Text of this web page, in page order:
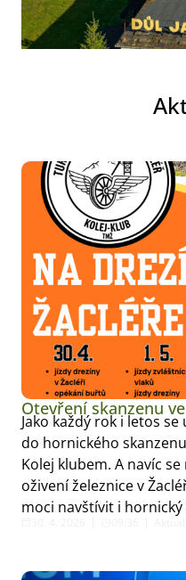
Otevření skanzenu
Jako každý rok i letos
do hornického
Kolej klubem. A navíc
oživení železnice v
moci navštívit i hornický